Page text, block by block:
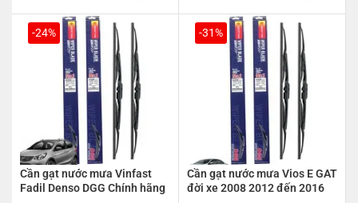
was:
250,000₫.
is:
199,000₫.
was:
250,000₫.
is:
-24%
Cần gạt nước mưa Vinfast
Fadil Denso DGG Chính hãng
-31%
Cần gạt nước mưa Vios E GAT
đời xe 2008 2012 đến 2016